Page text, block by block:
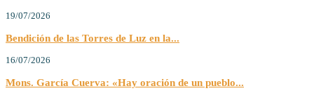
19/07/2026
Bendición de las Torres de Luz en la...
16/07/2026
Mons. García Cuerva: «Hay oración de un pueblo...